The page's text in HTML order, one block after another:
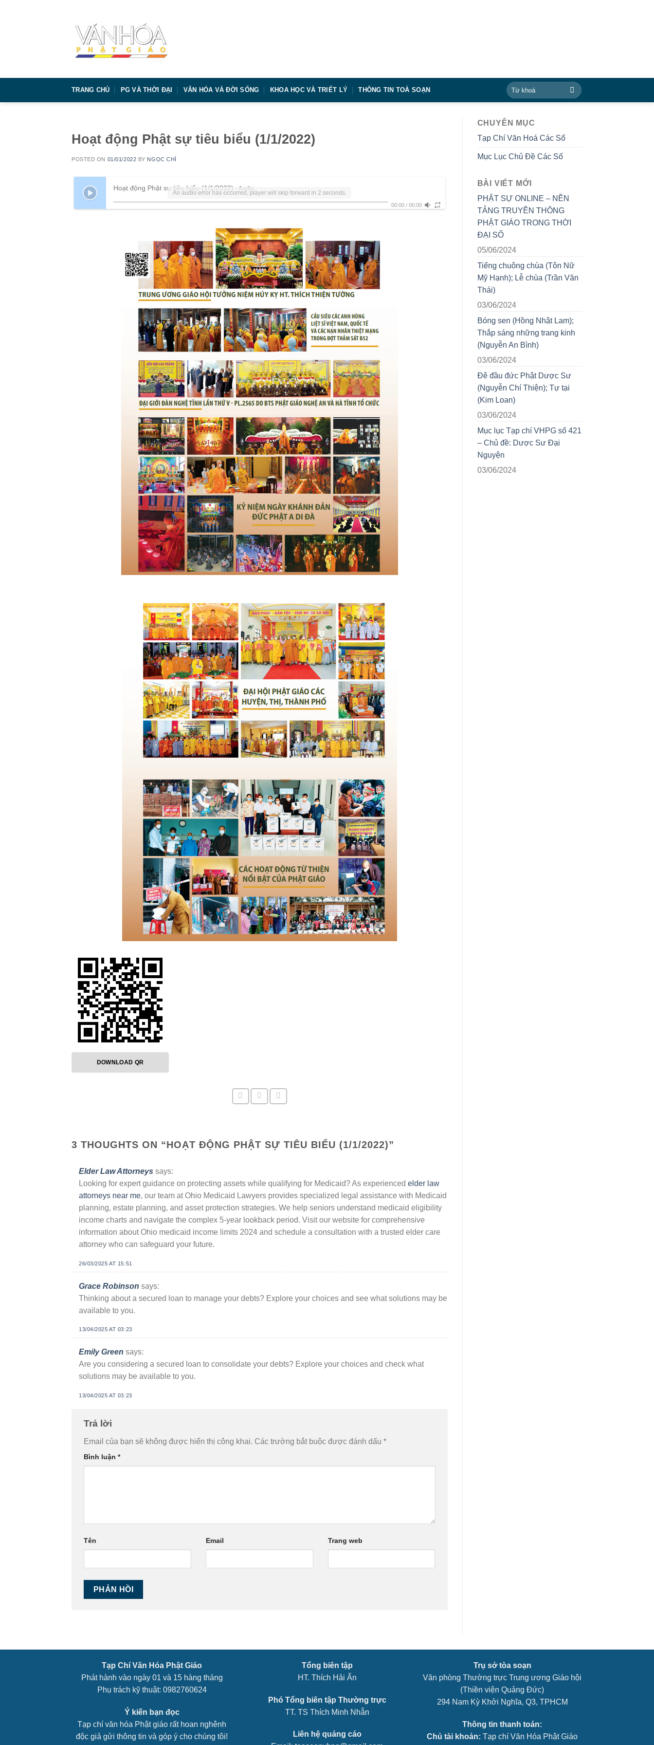
TRANG CHỦ PG VÀ THỜI ĐẠI VĂN HÓA VÀ ĐỜI SỐNG KHOA HỌC VÀ TRIẾT LÝ THÔNG TIN TOÀ SOẠN
Hoạt động Phật sự tiêu biểu (1/1/2022)
POSTED ON 01/01/2022 BY NGỌC CHÍ
Hoạt động Phật sự tiêu biểu (1/1/2022) - Audio
00:00/ 00:00
An audio error has occurred, player will skip forward in 2 seconds.
DOWNLOAD QR
3 THOUGHTS ON “HOẠT ĐỘNG PHẬT SỰ TIÊU BIỂU (1/1/2022)”
Elder Law Attorneys says:
Looking for expert guidance on protecting assets while qualifying for Medicaid? As experienced elder law
attorneys near me, our team at Ohio Medicaid Lawyers provides specialized legal assistance with Medicaid
planning, estate planning, and asset protection strategies. We help seniors understand medicaid eligibility
income charts and navigate the complex 5-year lookback period. Visit our website for comprehensive
information about Ohio medicaid income limits 2024 and schedule a consultation with a trusted elder care
attorney who can safeguard your future.
26/03/2025 AT 15:51
Grace Robinson says:
Thinking about a secured loan to manage your debts? Explore your choices and see what solutions may be
available to you.
13/04/2025 AT 03:23
Emily Green says:
Are you considering a secured loan to consolidate your debts? Explore your choices and check what
solutions may be available to you.
13/04/2025 AT 03:23
Trả lời
Email của bạn sẽ không được hiển thị công khai. Các trường bắt buộc được đánh dấu *
Bình luận *
Tên Email Trang web
CHUYÊN MỤC
Tạp Chí Văn Hoá Các Số
Mục Lục Chủ Đề Các Số
BÀI VIẾT MỚI
PHẬT SỰ ONLINE – NỀN
TẢNG TRUYỀN THÔNG
PHẬT GIÁO TRONG THỜI
ĐẠI SỐ
05/06/2024
Tiếng chuông chùa (Tôn Nữ
Mỹ Hạnh); Lễ chùa (Trần Văn
Thái)
03/06/2024
Bóng sen (Hồng Nhật Lam);
Thắp sáng những trang kinh
(Nguyễn An Bình)
03/06/2024
Đê đầu đức Phật Dược Sư
(Nguyễn Chí Thiện); Tự tại
(Kim Loan)
03/06/2024
Mục lục Tạp chí VHPG số 421
– Chủ đề: Dược Sư Đại
Nguyện
03/06/2024
Tạp Chí Văn Hóa Phật Giáo
Phát hành vào ngày 01 và 15 hàng tháng
Phụ trách kỹ thuật: 0982760624
Ý kiến bạn đọc
Tạp chí văn hóa Phật giáo rất hoan nghênh
độc giả gửi thông tin và góp ý cho chúng tôi!
Tổng biên tập
HT. Thích Hải Ấn
Phó Tổng biên tập Thường trực
TT. TS Thích Minh Nhẫn
Liên hệ quảng cáo
Trụ sở tòa soạn
Văn phòng Thường trực Trung ương Giáo hội
(Thiền viện Quảng Đức)
294 Nam Kỳ Khởi Nghĩa, Q3, TPHCM
Thông tin thanh toán:
Chủ tài khoản: Tạp chí Văn Hóa Phật Giáo